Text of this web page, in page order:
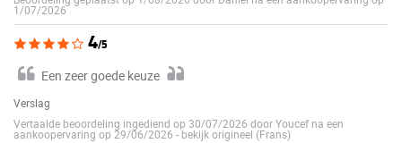
1/07/2026
4/5
Een zeer goede keuze
Verslag
Vertaalde beoordeling ingediend op 30/07/2026 door Youcef na een
aankoopervaring op 29/06/2026 -bekijk origineel (Frans)